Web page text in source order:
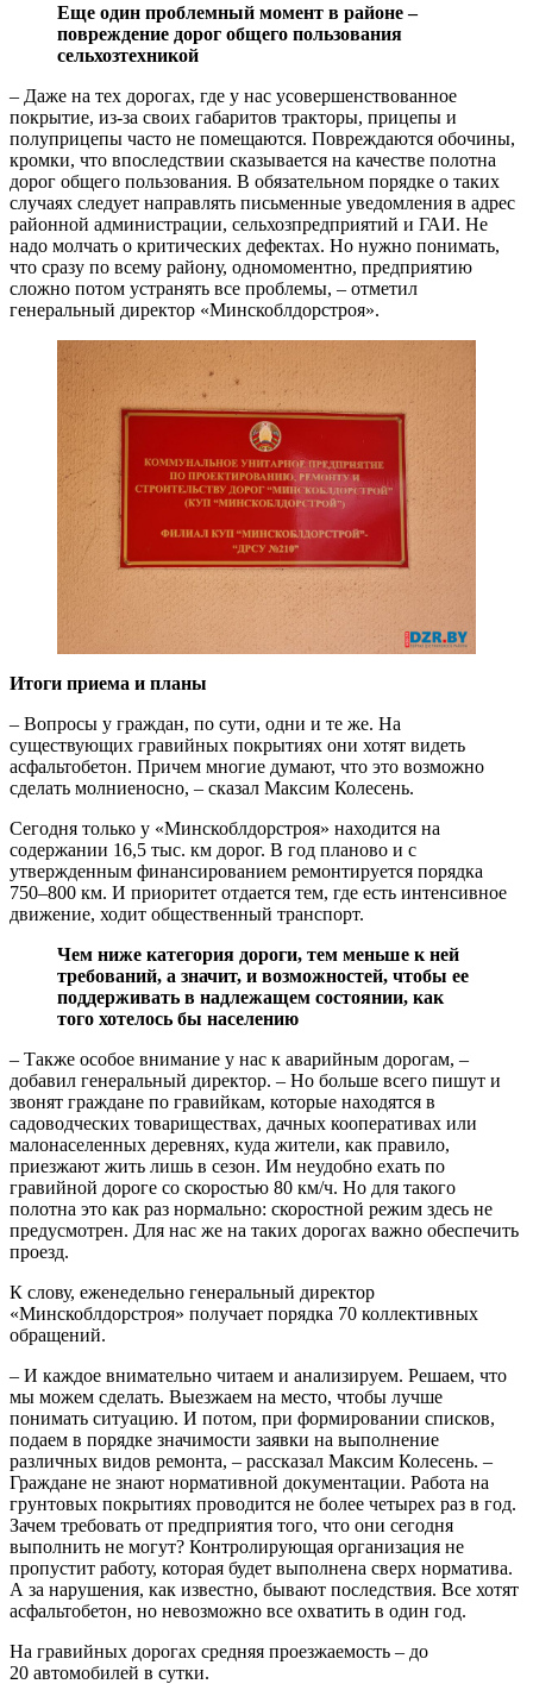
Еще один проблемный момент в районе –
повреждение дорог общего пользования
сельхозтехникой
– Даже на тех дорогах, где у нас усовершенствованное
покрытие, из-за своих габаритов тракторы, прицепы и
полуприцепы часто не помещаются. Повреждаются обочины,
кромки, что впоследствии сказывается на качестве полотна
дорог общего пользования. В обязательном порядке о таких
случаях следует направлять письменные уведомления в адрес
районной администрации, сельхозпредприятий и ГАИ. Не
надо молчать о критических дефектах. Но нужно понимать,
что сразу по всему району, одномоментно, предприятию
сложно потом устранять все проблемы, – отметил
генеральный директор «Минскоблдорстроя».
Итоги приема и планы
– Вопросы у граждан, по сути, одни и те же. На
существующих гравийных покрытиях они хотят видеть
асфальтобетон. Причем многие думают, что это возможно
сделать молниеносно, – сказал Максим Колесень.
Сегодня только у «Минскоблдорстроя» находится на
содержании 16,5 тыс. км дорог. В год планово и с
утвержденным финансированием ремонтируется порядка
750–800 км. И приоритет отдается тем, где есть интенсивное
движение, ходит общественный транспорт.
Чем ниже категория дороги, тем меньше к ней
требований, а значит, и возможностей, чтобы ее
поддерживать в надлежащем состоянии, как
того хотелось бы населению
– Также особое внимание у нас к аварийным дорогам, –
добавил генеральный директор. – Но больше всего пишут и
звонят граждане по гравийкам, которые находятся в
садоводческих товариществах, дачных кооперативах или
малонаселенных деревнях, куда жители, как правило,
приезжают жить лишь в сезон. Им неудобно ехать по
гравийной дороге со скоростью 80 км/ч. Но для такого
полотна это как раз нормально: скоростной режим здесь не
предусмотрен. Для нас же на таких дорогах важно обеспечить
проезд.
К слову, еженедельно генеральный директор
«Минскоблдорстроя» получает порядка 70 коллективных
обращений.
– И каждое внимательно читаем и анализируем. Решаем, что
мы можем сделать. Выезжаем на место, чтобы лучше
понимать ситуацию. И потом, при формировании списков,
подаем в порядке значимости заявки на выполнение
различных видов ремонта, – рассказал Максим Колесень. –
Граждане не знают нормативной документации. Работа на
грунтовых покрытиях проводится не более четырех раз в год.
Зачем требовать от предприятия того, что они сегодня
выполнить не могут? Контролирующая организация не
пропустит работу, которая будет выполнена сверх норматива.
А за нарушения, как известно, бывают последствия. Все хотят
асфальтобетон, но невозможно все охватить в один год.
На гравийных дорогах средняя проезжаемость – до
20 автомобилей в сутки.